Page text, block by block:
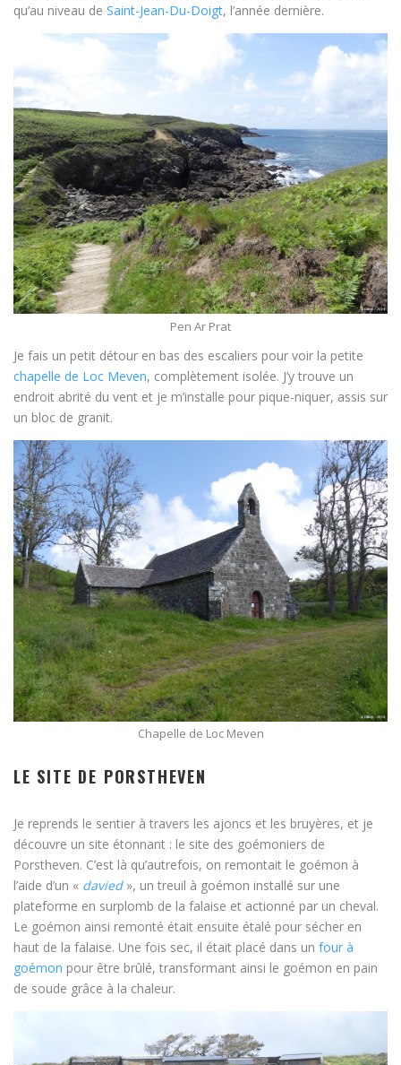
qu’au niveau de Saint-Jean-Du-Doigt, l’année dernière.
Pen Ar Prat
Je fais un petit détour en bas des escaliers pour voir la petite
chapelle de Loc Meven, complètement isolée. J’y trouve un
endroit abrité du vent et je m’installe pour pique-niquer, assis sur
un bloc de granit.
Chapelle de Loc Meven
LE SITE DE PORSTHEVEN
Je reprends le sentier à travers les ajoncs et les bruyères, et je
découvre un site étonnant : le site des goémoniers de
Porstheven. C’est là qu’autrefois, on remontait le goémon à
l’aide d’un « davied», un treuil à goémon installé sur une
plateforme en surplomb de la falaise et actionné par un cheval.
Le goémon ainsi remonté était ensuite étalé pour sécher en
haut de la falaise. Une fois sec, il était placé dans un four à
goémon pour être brûlé, transformant ainsi le goémon en pain
de soude grâce à la chaleur.